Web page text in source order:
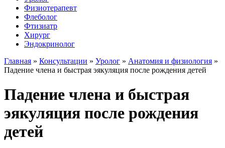
Физиотерапевт
Флеболог
Фтизиатр
Хирург
Эндокринолог
Главная » Консультации » Уролог » Анатомия и физиология »
Падение члена и быстрая эякуляция после рождения детей
Падение члена и быстрая
эякуляция после рождения
детей